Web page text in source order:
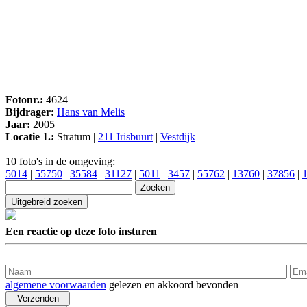
Fotonr.: 4624
Bijdrager: Hans van Melis
Jaar: 2005
Locatie 1.: Stratum | 211 Irisbuurt| Vestdijk
10 foto's in de omgeving:
5014
55750 35584 31127 5011 3457 55762 13760 37856
Een reactie op deze foto insturen
algemene voorwaarden gelezen en akkoord bevonden